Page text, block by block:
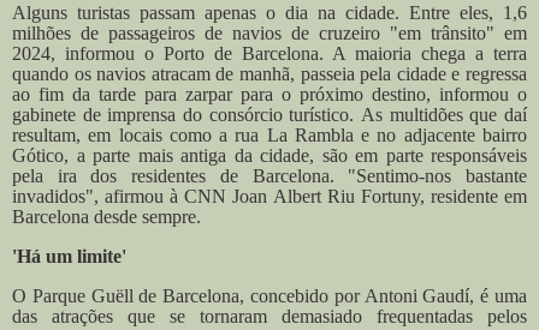
Alguns turistas passam apenas o dia na cidade. Entre eles, 1,6
milhões de passageiros de navios de cruzeiro "em trânsito" em
2024, informou o Porto de Barcelona. A maioria chega a terra
quando os navios atracam de manhã, passeia pela cidade e regressa
ao fim da tarde para zarpar para o próximo destino, informou o
gabinete de imprensa do consórcio turístico. As multidões que daí
resultam, em locais como a rua La Rambla e no adjacente bairro
Gótico, a parte mais antiga da cidade, são em parte responsáveis
pela ira dos residentes de Barcelona. "Sentimo-nos bastante
invadidos", afirmou à CNN Joan Albert Riu Fortuny, residente em
Barcelona desde sempre.
'Há um limite'
O Parque Guëll de Barcelona, concebido por Antoni Gaudí, é uma
das atrações que se tornaram demasiado frequentadas pelos